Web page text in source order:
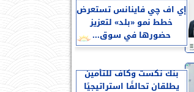
إي اف چي فاينانس تستعرض
خطط نمو «بلد» لتعزيز
حضورها في سوق...
بنك نكست وكاف للتأمين
يطلقان تحالفًا استراتيجيًا